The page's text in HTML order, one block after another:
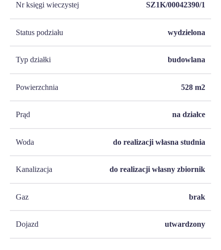
Nr księgi wieczystej SZ1K/00042390/1
Status podziału wydzielona
Typ działki budowlana
Powierzchnia 528 m2
Prąd na działce
Woda do realizacji własna studnia
Kanalizacja do realizacji własny zbiornik
Gaz brak
Dojazd utwardzony